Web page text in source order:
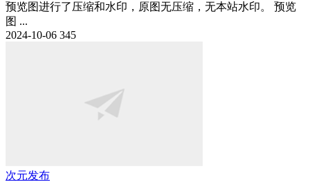
预览图进行了压缩和水印，原图无压缩，无本站水印。 预览
图 ...
2024-10-06 345
次元发布